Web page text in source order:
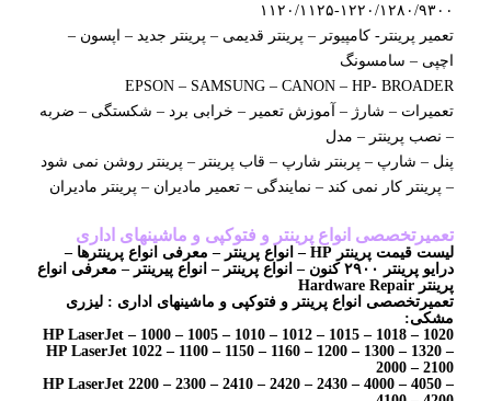
۱۲۲۰/۱۲۸۰/۹۳۰۰-۱۱۲۰/۱۱۲۵
تعمیر پرینتر- کامپیوتر – پرینتر قدیمی – پرینتر جدید – اپسون –
اچپی – سامسونگ
EPSON – SAMSUNG – CANON – HP- BROADER
تعمیرات – شارژ – آموزش تعمیر – خرابی برد – شکستگی – ضربه
– نصب پرینتر – مدل
پنل – شارپ – پربنتر شارپ – قاب پرینتر – پرینتر روشن نمی شود
– پرینتر کار نمی کند – نمایندگی – تعمیر مادیران – پرینتر مادیران
تعمیرتخصصی انواع پرینتر و فتوکپی و ماشینهای اداری
لیست قیمت پرینتر HP – انواع پرینتر – معرفی انواع پرینترها –
درایو پرینتر ۲۹۰۰ کنون – انواع پرینتر – انواع پیرینتر – معرفی انواع
پرینتر Hardware Repair
تعمیرتخصصی انواع پرینتر و فتوکپی و ماشینهای اداری : لیزری
مشکی:
HP LaserJet – 1000 – 1005 – 1010 – 1012 – 1015 – 1018 – 1020
HP LaserJet 1022 – 1100 – 1150 – 1160 – 1200 – 1300 – 1320 –
2000 – 2100
HP LaserJet 2200 – 2300 – 2410 – 2420 – 2430 – 4000 – 4050 –